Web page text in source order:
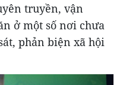
truyền, vận
ở một số nơi chưa
phản biện xã hội